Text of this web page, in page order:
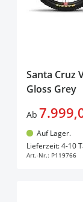
Santa Cruz
Gloss Grey
Ab
Auf Lager.
Lieferzeit: 4-10
Art.-Nr.: P119766